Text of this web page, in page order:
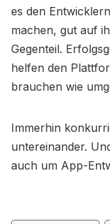
es den
machen, gut auf
Gegenteil.
helfen den
brauchen wie
Immerhin
untereinander.
auch um App-